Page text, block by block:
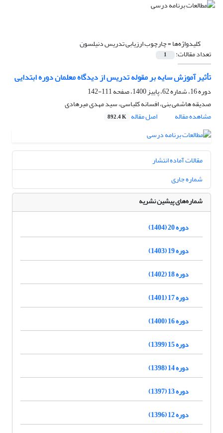
کلیدواژه‌ها =چارچوب ارزیابی تدریس دنیلسون
تعداد مقالات: 1
تأثیر آموزش سایه بر مقوله تدریس از دیدگاه معلمان دوره ابتدایی
دوره 16، شماره 62، پاییز 1400، صفحه
111-142
صدیقه هاشمی بنی، افسانه کلباسی، سید مهدی میرهادی
مشاهده مقاله
اصل مقاله 892.4 K
مقالات آماده انتشار
شماره جاری
شماره‌های پیشین نشریه
دوره 20 (1404)
دوره 19 (1403)
دوره 18 (1402)
دوره 17 (1401)
دوره 16 (1400)
دوره 15 (1399)
دوره 14 (1398)
دوره 13 (1397)
دوره 12 (1396)